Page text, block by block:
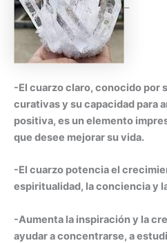
–
-El cuarzo claro, conocido por
curativas y su capacidad para
positiva, es un elemento
que desee mejorar su vida.
-El cuarzo potencia el
espiritualidad, la conciencia y
-Aumenta la inspiración y la
ayudar a concentrarse, a